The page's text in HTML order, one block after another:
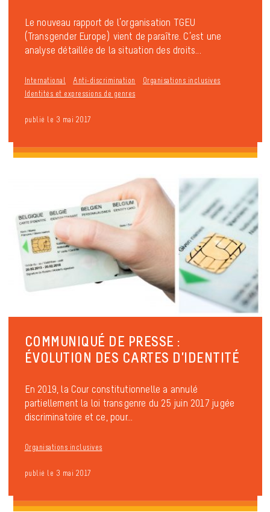
Le nouveau rapport de l’organisation TGEU
(Transgender Europe) vient de paraître. C’est une
analyse détaillée de la situation des droits...
International Anti-discrimination
Organisations inclusives
Identités et expressions de genres
publié le 3 mai 2017
COMMUNIQUÉ DE PRESSE :
ÉVOLUTION DES CARTES D’IDENTITÉ
En 2019, la Cour constitutionnelle a annulé
partiellement la loi transgenre du 25 juin 2017 jugée
discriminatoire et ce, pour...
Organisations inclusives
publié le 3 mai 2017